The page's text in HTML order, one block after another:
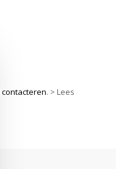
contacteren. > Lees